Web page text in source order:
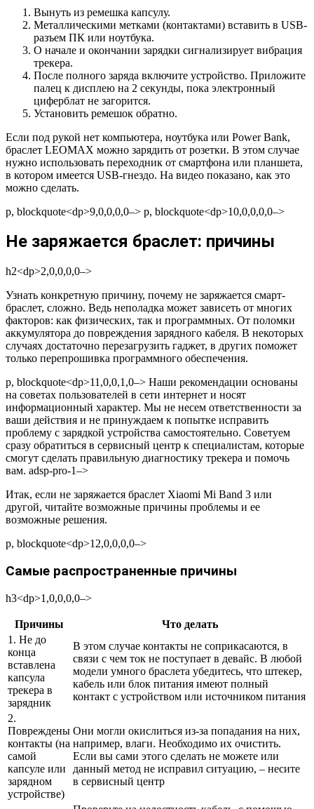
Вынуть из ремешка капсулу.
Металлическими метками (контактами) вставить в USB-
разъем ПК или ноутбука.
О начале и окончании зарядки сигнализирует вибрация
трекера.
После полного заряда включите устройство. Приложите
палец к дисплею на 2 секунды, пока электронный
циферблат не загорится.
Установить ремешок обратно.
Если под рукой нет компьютера, ноутбука или Power Bank,
браслет LEOMAX можно зарядить от розетки. В этом случае
нужно использовать переходник от смартфона или планшета,
в котором имеется USB-гнездо. На видео показано, как это
можно сделать.
p, blockquote<dp>9,0,0,0,0–> p, blockquote<dp>10,0,0,0,0–>
Не заряжается браслет: причины
h2<dp>2,0,0,0,0–>
Узнать конкретную причину, почему не заряжается смарт-
браслет, сложно. Ведь неполадка может зависеть от многих
факторов: как физических, так и программных. От поломки
аккумулятора до повреждения зарядного кабеля. В некоторых
случаях достаточно перезагрузить гаджет, в других поможет
только перепрошивка программного обеспечения.
p, blockquote<dp>11,0,0,1,0–> Наши рекомендации основаны
на советах пользователей в сети интернет и носят
информационный характер. Мы не несем ответственности за
ваши действия и не принуждаем к попытке исправить
проблему с зарядкой устройства самостоятельно. Советуем
сразу обратиться в сервисный центр к специалистам, которые
смогут сделать правильную диагностику трекера и помочь
вам. adsp-pro-1–>
Итак, если не заряжается браслет Xiaomi Mi Band 3 или
другой, читайте возможные причины проблемы и ее
возможные решения.
p, blockquote<dp>12,0,0,0,0–>
Самые распространенные причины
h3<dp>1,0,0,0,0–>
Причины
Что делать
1. Не до
конца
вставлена
капсула
трекера в
зарядник
В этом случае контакты не соприкасаются, в
связи с чем ток не поступает в девайс. В любой
модели умного браслета убедитесь, что штекер,
кабель или блок питания имеют полный
контакт с устройством или источником питания
2.
Повреждены
контакты (на
самой
капсуле или
зарядном
устройстве)
Они могли окислиться из-за попадания на них,
например, влаги. Необходимо их очистить.
Если вы сами этого сделать не можете или
данный метод не исправил ситуацию, – несите
в сервисный центр